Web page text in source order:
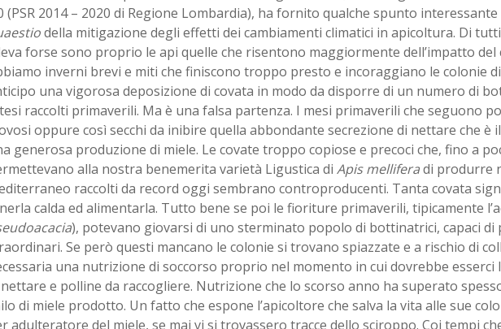
(PSR 2014 – 2020 di Regione Lombardia), ha fornito qualche spunto interessante
della mitigazione degli effetti dei cambiamenti climatici in apicoltura. Di
forse sono proprio le api quelle che risentono maggiormente dell’impatto del
inverni brevi e miti che finiscono troppo presto e incoraggiano le colonie
una vigorosa deposizione di covata in modo da disporre di un numero di
raccolti primaverili. Ma è una falsa partenza. I mesi primaverili che seguono
oppure così secchi da inibire quella abbondante secrezione di nettare che è
generosa produzione di miele. Le covate troppo copiose e precoci che, fino a
alla nostra benemerita varietà Ligustica di Apis melliferadi produrre
raccolti da record oggi sembrano controproducenti. Tanta covata
calda ed alimentarla. Tutto bene se poi le fioriture primaverili, tipicamente
), potevano giovarsi di uno sterminato popolo di bottinatrici, capaci di
Se però questi mancano le colonie si trovano spiazzate e a rischio di
una nutrizione di soccorso proprio nel momento in cui dovrebbe esserci
e polline da raccogliere. Nutrizione che lo scorso anno ha superato
di miele prodotto. Un fatto che espone l’apicoltore che salva la vita alle sue
adulteratore del miele, se mai vi si trovassero tracce dello sciroppo. Coi tempi